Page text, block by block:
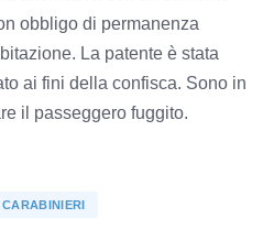
obbligo di permanenza
La patente è stata
ai fini della confisca. Sono in
il passeggero fuggito.
CARABINIERI